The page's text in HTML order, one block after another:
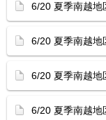
6/20 夏季南越
6/20 夏季南越
6/20 夏季南越
6/20 夏季南越